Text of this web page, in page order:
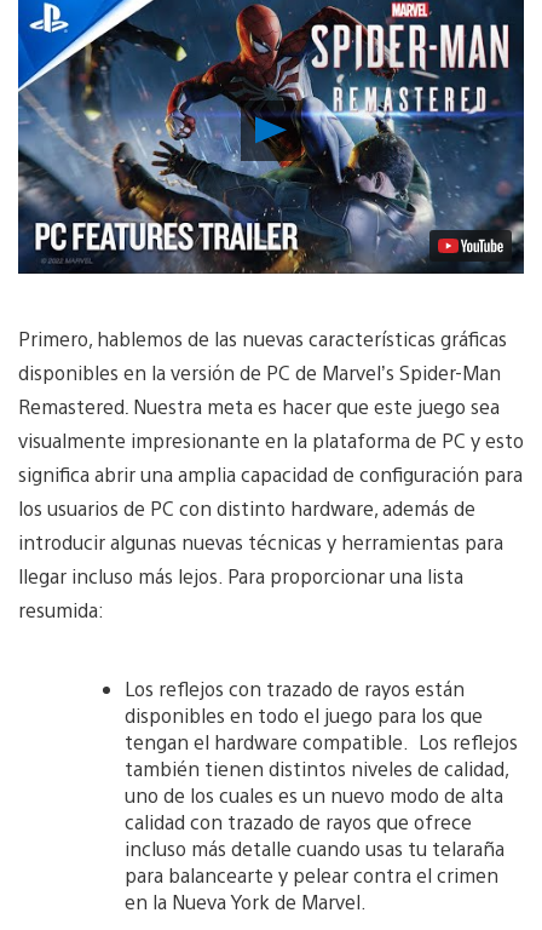
Reproducir
Video
Primero, hablemos de las nuevas características gráficas
disponibles en la versión de PC de Marvel’s Spider-Man
Remastered Nuestra meta es hacer que este juego sea
visualmente impresionante en la plataforma de PC y esto
significa abrir una amplia capacidad de configuración para
los usuarios de PC con distinto hardware, además de
introducir algunas nuevas técnicas y herramientas para
llegar incluso más lejos. Para proporcionar una lista
resumida:
Los reflejos con trazado de rayos están
disponibles en todo el juego para los que
tengan el hardware compatible. Los reflejos
también tienen distintos niveles de calidad,
uno de los cuales es un nuevo modo de alta
calidad con trazado de rayos que ofrece
incluso más detalle cuando usas tu telaraña
para balancearte y pelear contra el crimen
en la Nueva York de Marvel.